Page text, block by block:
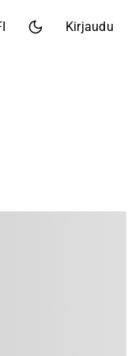
Kirjaudu